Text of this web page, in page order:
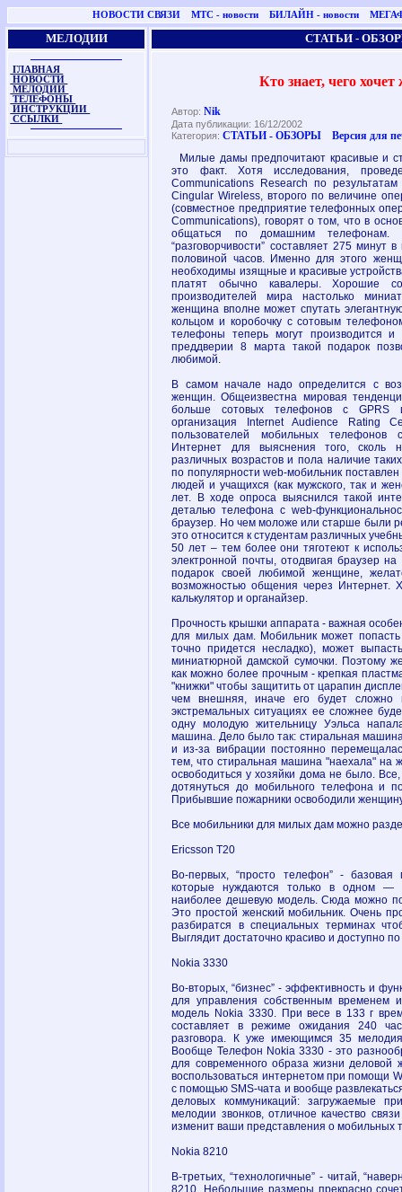
НОВОСТИ СВЯЗИ МТС - новости БИЛАЙН - новости
МЕЛОДИИ
ГЛАВНАЯ
НОВОСТИ
МЕЛОДИИ
ТЕЛЕФОНЫ
ИНСТРУКЦИИ
ССЫЛКИ
СТАТЬИ -
Кто знает, чего
Автор:Nik
Дата публикации: 16/12/2002
Категория:СТАТЬИ - ОБЗОРЫ
Версия для
Милые дамы предпочитают красивые и
это факт. Хотя исследования,
Communications Research по
Cingular Wireless, второго по величине
(совместное предприятие телефонных
Communications), говорят о том, что в
общаться по домашним телефонам.
“разговорчивости” составляет 275 минут
половиной часов. Именно для этого
необходимы изящные и красивые
платят обычно кавалеры. Хорошие
производителей мира настолько
женщина вполне может спутать
кольцом и коробочку с сотовым
телефоны теперь могут производится
преддверии 8 марта такой подарок
любимой.
В самом начале надо определится с
женщин. Общеизвестна мировая
больше сотовых телефонов с GPRS
организация Internet Audience Rating
пользователей мобильных
Интернет для выяснения того, сколь
различных возрастов и пола наличие
по популярности web-мобильник
людей и учащихся (как мужского, так и
лет. В ходе опроса выяснился такой
деталью телефона с web-
браузер. Но чем моложе или старше были
это относится к студентам различных
50 лет – тем более они тяготеют к
электронной почты, отодвигая браузер
подарок своей любимой женщине,
возможностью общения через Интернет.
калькулятор и органайзер.
Прочность крышки аппарата - важная
для милых дам. Мобильник может
точно придется несладко), может
миниатюрной дамской сумочки. Поэтому
как можно более прочным - крепкая
"книжки" чтобы защитить от царапин
чем внешняя, иначе его будет
экстремальных ситуациях ее сложнее
одну молодую жительницу Уэльса
машина. Дело было так: стиральная
и из-за вибрации постоянно
тем, что стиральная машина "наехала" на
освободиться у хозяйки дома не было.
дотянуться до мобильного телефона и
Прибывшие пожарники освободили
Все мобильники для милых дам можно
Ericsson T20
Во-первых, “просто телефон” - базовая
которые нуждаются только в одном —
наиболее дешевую модель. Сюда можно
Это простой женский мобильник. Очень
разбиратся в специальных терминах
Выглядит достаточно красиво и доступно
Nokia 3330
Во-вторых, “бизнес” - эффективность и
для управления собственным
модель Nokia 3330. При весе в 133 г
составляет в режиме ожидания 240
разговора. К уже имеющимся 35
Вообще Телефон Nokia 3330 - это
для современного образа жизни
воспользоваться интернетом при помощи
с помощью SMS-чата и вообще
деловых коммуникаций: загружаемые
мелодии звонков, отличное качество
изменит ваши представления о мобильных
Nokia 8210
В-третьих, “технологичные” - читай,